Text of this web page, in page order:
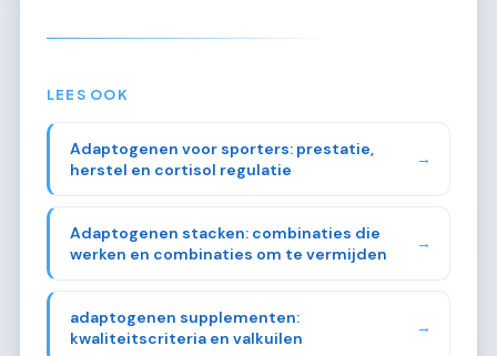
LEES OOK
Adaptogenen voor sporters: prestatie,
herstel en cortisol regulatie
→
Adaptogenen stacken: combinaties die
werken en combinaties om te vermijden
→
adaptogenen supplementen:
kwaliteitscriteria en valkuilen
→